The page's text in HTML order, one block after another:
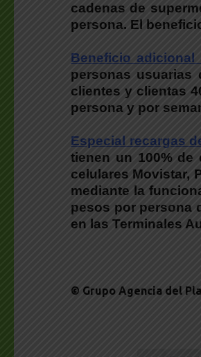
cadenas de
persona. El
Beneficio adicional
personas usuarias
clientes y clientas
persona y por
Especial recargas
tienen un 100% de
celulares Movistar,
mediante la
pesos por persona
en las Terminales
© Grupo Agencia del